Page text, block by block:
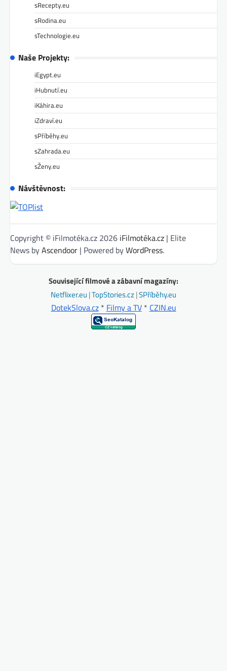
sRecepty.eu
sRodina.eu
sTechnologie.eu
Naše Projekty:
iEgypt.eu
iHubnutí.eu
iKáhira.eu
iZdraví.eu
sPříběhy.eu
sZahrada.eu
sŽeny.eu
Návštěvnost:
Copyright © iFilmotéka.cz 2026 iFilmotéka.cz | Elite
News byAscendoor | Powered byWordPress.
Související filmové a zábavní magazíny:
Netflixer.eu |TopStories.cz|SPříběhy.eu
DotekSlova.cz* Filmy a TV* CZIN.eu